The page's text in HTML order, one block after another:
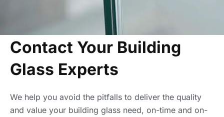
Contact Your Building
Glass Experts
We help you avoid the pitfalls to deliver the quality
and value your building glass need, on-time and on-